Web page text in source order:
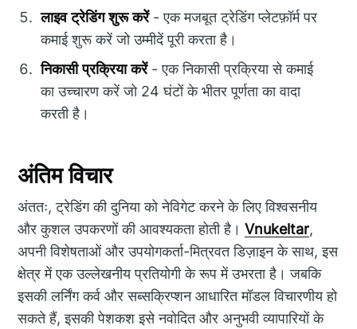
लाइव ट्रेडिंग शुरू करें- एक मजबूत ट्रेडिंग प्लेटफ़ॉर्म पर
कमाई शुरू करें जो उम्मीदें पूरी करता है।
निकासी प्रक्रिया करें- एक निकासी प्रक्रिया से कमाई
का उच्चारण करें जो 24 घंटों के भीतर पूर्णता का वादा
करती है।
अंतिम विचार
अंततः, ट्रेडिंग की दुनिया को नेविगेट करने के लिए विश्वसनीय
और कुशल उपकरणों की आवश्यकता होती है।Vnukeltar,
अपनी विशेषताओं और उपयोगकर्ता-मित्रवत डिज़ाइन के साथ, इस
क्षेत्र में एक उल्लेखनीय प्रतियोगी के रूप में उभरता है। जबकि
इसकी लर्निंग कर्व और सब्सक्रिप्शन आधारित मॉडल विचारणीय हो
सकते हैं, इसकी पेशकश इसे नवोदित और अनुभवी व्यापारियों के